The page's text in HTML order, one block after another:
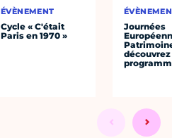
ÉVÈNEMENT
Cycle « C'était
Paris en 1970 »
Journées